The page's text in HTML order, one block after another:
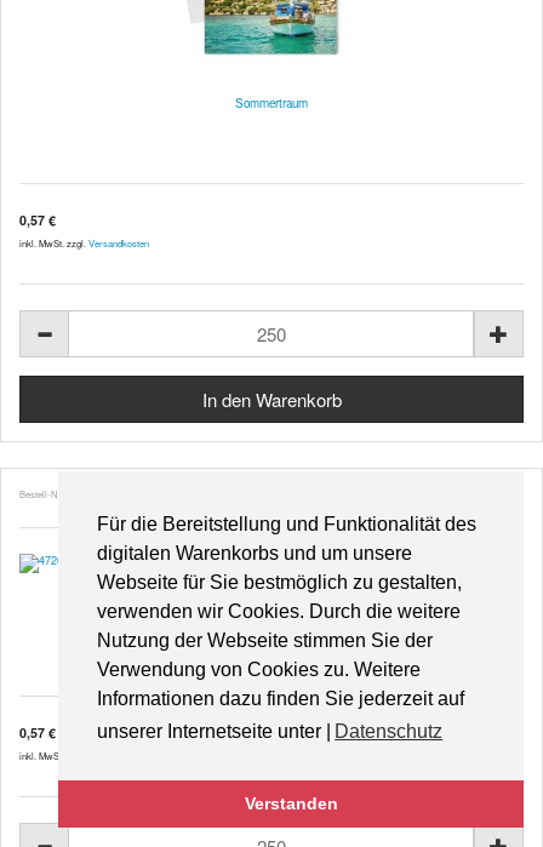
Für die Bereitstellung und Funktionalität des
digitalen Warenkorbs und um unsere
Webseite für Sie bestmöglich zu gestalten,
verwenden wir Cookies. Durch die weitere
Nutzung der Webseite stimmen Sie der
Verwendung von Cookies zu. Weitere
Informationen dazu finden Sie jederzeit auf
unserer Internetseite unter |
Datenschutz
Verstanden
Sommertraum
0,57 €
inkl. MwSt. zzgl. Versandkosten
Bestell-Nr. 47265
Blumenmosaik
0,57 €
inkl. MwSt. zzgl.